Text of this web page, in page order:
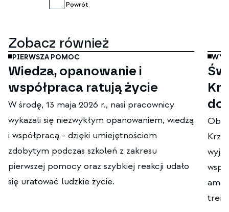
Powrót
Zobacz również
PIERWSZA POMOC
Wiedza, opanowanie i
współpraca ratują życie
W środę, 13 maja 2026 r., nasi pracownicy
wykazali się niezwykłym opanowaniem, wiedzą
i współpracą - dzięki umiejętnościom
zdobytym podczas szkoleń z zakresu
pierwszej pomocy oraz szybkiej reakcji udało
się uratować ludzkie życie.